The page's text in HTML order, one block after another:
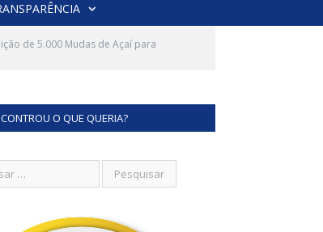
de 5.000 Mudas de Açaí para
O QUE QUERIA?